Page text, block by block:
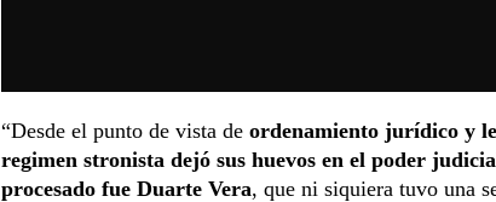
“Desde el punto de vista de ordenamiento jurídico y
regimen stronista dejó sus huevos en el poder
procesado fue Duarte Vera, que ni siquiera tuvo una